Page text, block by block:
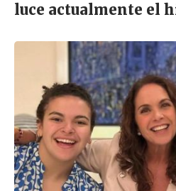
luce actualmente el